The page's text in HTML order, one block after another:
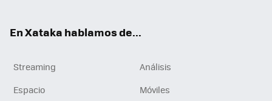
En Xataka hablamos de...
Streaming
Análisis
Espacio
Móviles